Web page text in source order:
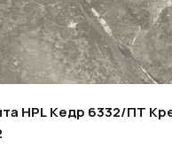
HPL Кедр 6332/ПТ